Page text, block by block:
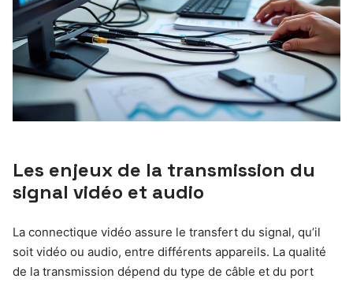
Les enjeux de la transmission du
signal vidéo et audio
La connectique vidéo assure le transfert du signal, qu’il
soit vidéo ou audio, entre différents appareils. La qualité
de la transmission dépend du type de câble et du port